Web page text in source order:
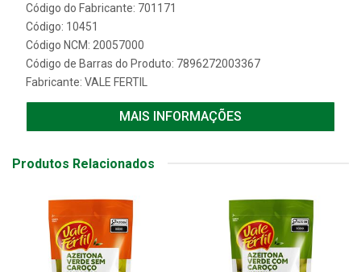
Código do Fabricante: 701171
Código: 10451
Código NCM: 20057000
Código de Barras do Produto: 7896272003367
Fabricante: VALE FERTIL
MAIS INFORMAÇÕES
Produtos Relacionados